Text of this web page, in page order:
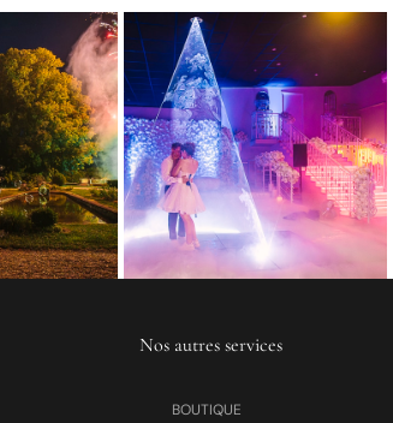
Nos autres services
BOUTIQUE